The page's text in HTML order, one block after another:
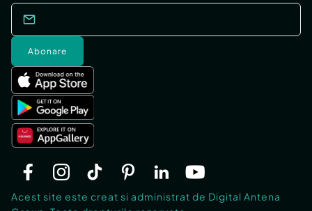
Abonare
Acest site este creat si administrat de Digital Antena